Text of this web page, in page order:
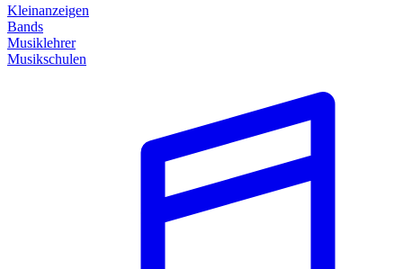
Kleinanzeigen
Bands
Musiklehrer
Musikschulen